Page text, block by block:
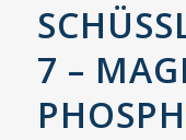
7 –